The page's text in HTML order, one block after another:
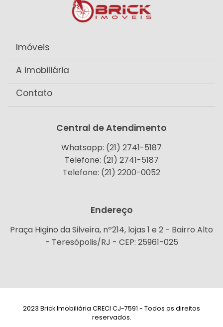
Imóveis
A imobiliária
Contato
Central de Atendimento
Whatsapp: (21) 2741-5187
Telefone: (21) 2741-5187
Telefone: (21) 2200-0052
Endereço
Praça Higino da Silveira, nº214, lojas 1 e 2 - Bairro Alto
- Teresópolis/RJ - CEP: 25961-025
2023 Brick Imobiliária CRECI CJ-7591 - Todos os direitos
reservados.